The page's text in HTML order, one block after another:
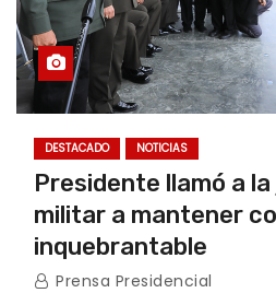
DESTACADO NOTICIAS
Presidente llamó a
militar a mantener
inquebrantable
Prensa Presidencial